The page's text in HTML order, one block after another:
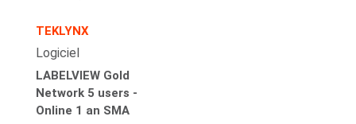
TEKLYNX
Logiciel
LABELVIEW Gold
Network 5 users -
Online 1 an SMA